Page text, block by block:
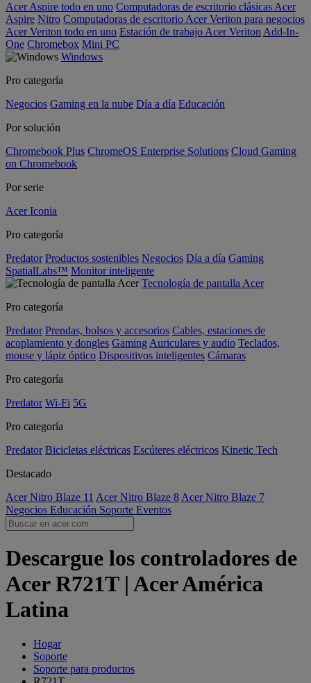
Acer Aspire todo en uno Computadoras de escritorio clásicas Acer
Aspire Nitro Computadoras de escritorio Acer Veriton para negocios
Acer Veriton todo en uno Estación de trabajo Acer Veriton Add-In-
One Chromebox Mini PC
Windows
Pro categoría
Negocios Gaming en la nube Día a día Educación
Por solución
Chromebook Plus ChromeOS Enterprise Solutions Cloud Gaming
on Chromebook
Por serie
Acer Iconia
Pro categoría
Predator Productos sostenibles Negocios Día a día Gaming
SpatialLabs™ Monitor inteligente
Tecnología de pantalla Acer
Pro categoría
Predator Prendas, bolsos y accesorios Cables, estaciones de
acoplamiento y dongles Gaming Auriculares y audio Teclados,
mouse y lápiz óptico Dispositivos inteligentes Cámaras
Pro categoría
Predator Wi-Fi 5G
Pro categoría
Predator Bicicletas eléctricas Escúteres eléctricos Kinetic Tech
Destacado
Acer Nitro Blaze 11 Acer Nitro Blaze 8 Acer Nitro Blaze 7
Negocios Educación Soporte Eventos
Descargue los controladores de
Acer R721T | Acer América
Latina
Hogar
Soporte
Soporte para productos